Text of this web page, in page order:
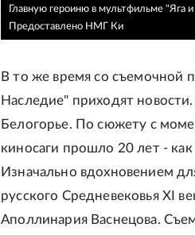
Главную героиню в мультфильме "Яга
Предоставлено НМГ Ки
В то же время со съемочной
Наследие" приходят
Белогорье. По сюжету с
киносаги прошло 20 лет -
Изначально вдохновением
русского Средневековья XI
Аполлинария Васнецова.